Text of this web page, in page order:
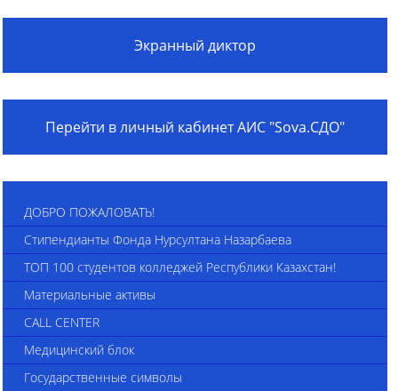
Экранный диктор
Перейти в личный кабинет АИС "Sova.СДО"
ДОБРО ПОЖАЛОВАТЬ!
Стипендианты Фонда Нурсултана Назарбаева
ТОП 100 студентов колледжей Республики Казахстан!
Материальные активы
CALL CENTER
Медицинский блок
Государственные символы